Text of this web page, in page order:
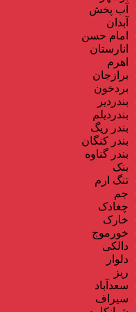
آب پخش
آبدان
امام حسن
انارستان
اهرم
برازجان
بردخون
بندردیر
بندردیلم
بندر ریگ
بندر کنگان
بندر گناوه
بنک
تنگ ارم
جم
چغادک
خارک
خورموج
دالکی
دلوار
ریز
سعدآباد
سیراف